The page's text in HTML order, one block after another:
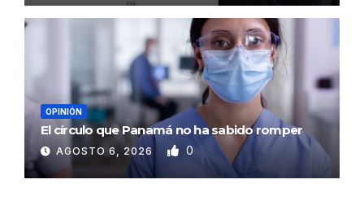
OPINIÓN
El círculo que Panamá no ha sabido romper
AGOSTO 6, 2026 0